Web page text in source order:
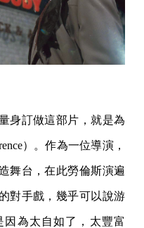
身訂做這部片，就是為
）。作為一位導演，
舞台，在此勞倫斯演遍
對手戲，幾乎可以說游
為太自如了，太豐富